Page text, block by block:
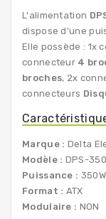
L'alimentation
dispose d'une
Elle possède : 1x
connecteur 4
broches, 2x
connecteurs
Marque : Delta
Modèle : DPS-
Puissance : 350W
Format : ATX
Modulaire : NON